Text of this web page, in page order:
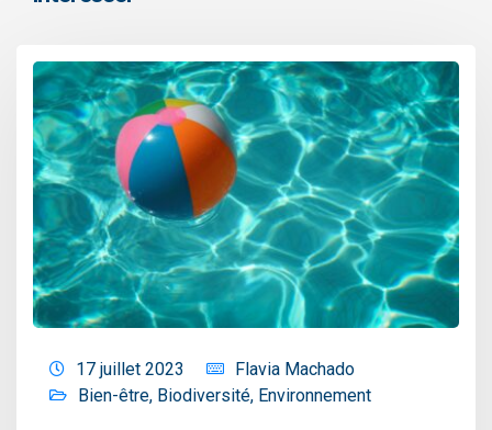
17 juillet 2023
Flavia Machado
Bien-être, Biodiversité, Environnement